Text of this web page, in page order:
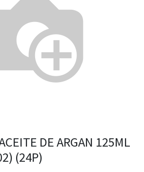
DE ARGAN 125ML
(24P)